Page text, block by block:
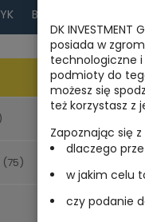
BLOG
(75)
DK
posiada w
technologiczne
podmioty do
możesz się
też korzystasz z
Zapoznając się
dlaczego
w jakim celu
czy podanie